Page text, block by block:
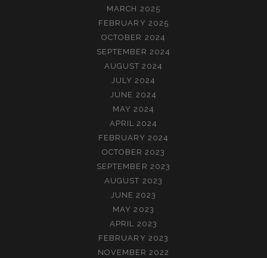
MARCH 2025
FEBRUARY 2025
OCTOBER 2024
SEPTEMBER 2024
AUGUST 2024
JULY 2024
JUNE 2024
MAY 2024
APRIL 2024
FEBRUARY 2024
OCTOBER 2023
SEPTEMBER 2023
AUGUST 2023
JUNE 2023
MAY 2023
APRIL 2023
FEBRUARY 2023
NOVEMBER 2022